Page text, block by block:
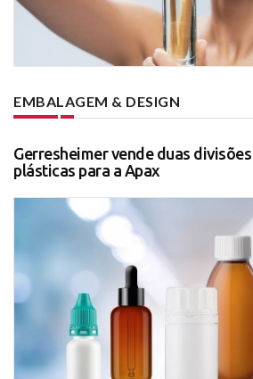
EMBALAGEM & DESIGN
Gerresheimer vende duas
plásticas para a Apax